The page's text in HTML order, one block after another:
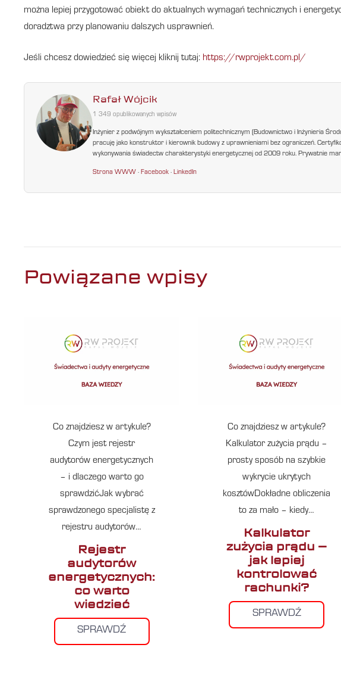
można lepiej przygotować obiekt do aktualnych wymagań technicznych i
doradztwa przy planowaniu dalszych usprawnień.
Jeśli chcesz dowiedzieć się więcej kliknij tutaj: https://rwprojekt.com.pl/
Rafał Wójcik
1 349 opublikowanych wpisów
Inżynier z podwójnym wykształceniem politechnicznym (Budownictwo i Inżynieria
pracuję jako konstruktor i kierownik budowy z uprawnieniami bez ograniczeń.
wykonywania świadectw charakterystyki energetycznej od 2009 roku. Prywatnie
Strona WWW ·Facebook ·LinkedIn
Powiązane wpisy
Co znajdziesz w artykule?
Czym jest rejestr
audytorów energetycznych
– i dlaczego warto go
sprawdzićJak wybrać
sprawdzonego specjalistę z
rejestru audytorów…
Rejestr
audytorów
energetycznych:
co warto
wiedzieć
SPRAWDŹ
Co znajdziesz w artykule?
Kalkulator zużycia prądu –
prosty sposób na szybkie
wykrycie ukrytych
kosztówDokładne obliczenia
to za mało – kiedy…
Kalkulator
zużycia prądu –
jak lepiej
kontrolować
rachunki?
SPRAWDŹ